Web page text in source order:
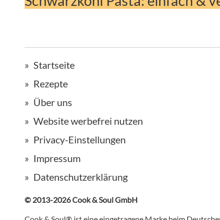
Startseite
Rezepte
Über uns
Website werbefrei nutzen
Privacy-Einstellungen
Impressum
Datenschutzerklärung
© 2013-2026 Cook & Soul GmbH